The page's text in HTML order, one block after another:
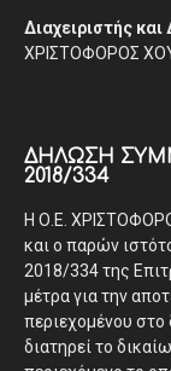
Διαχειριστής
ΧΡΙΣΤΟΦΟΡΟΣ
ΔΉΛΩΣΗ
2018/334
Η Ο.Ε.
και ο παρών
2018/334 της
μέτρα για την
περιεχομένου στο
διατηρεί το